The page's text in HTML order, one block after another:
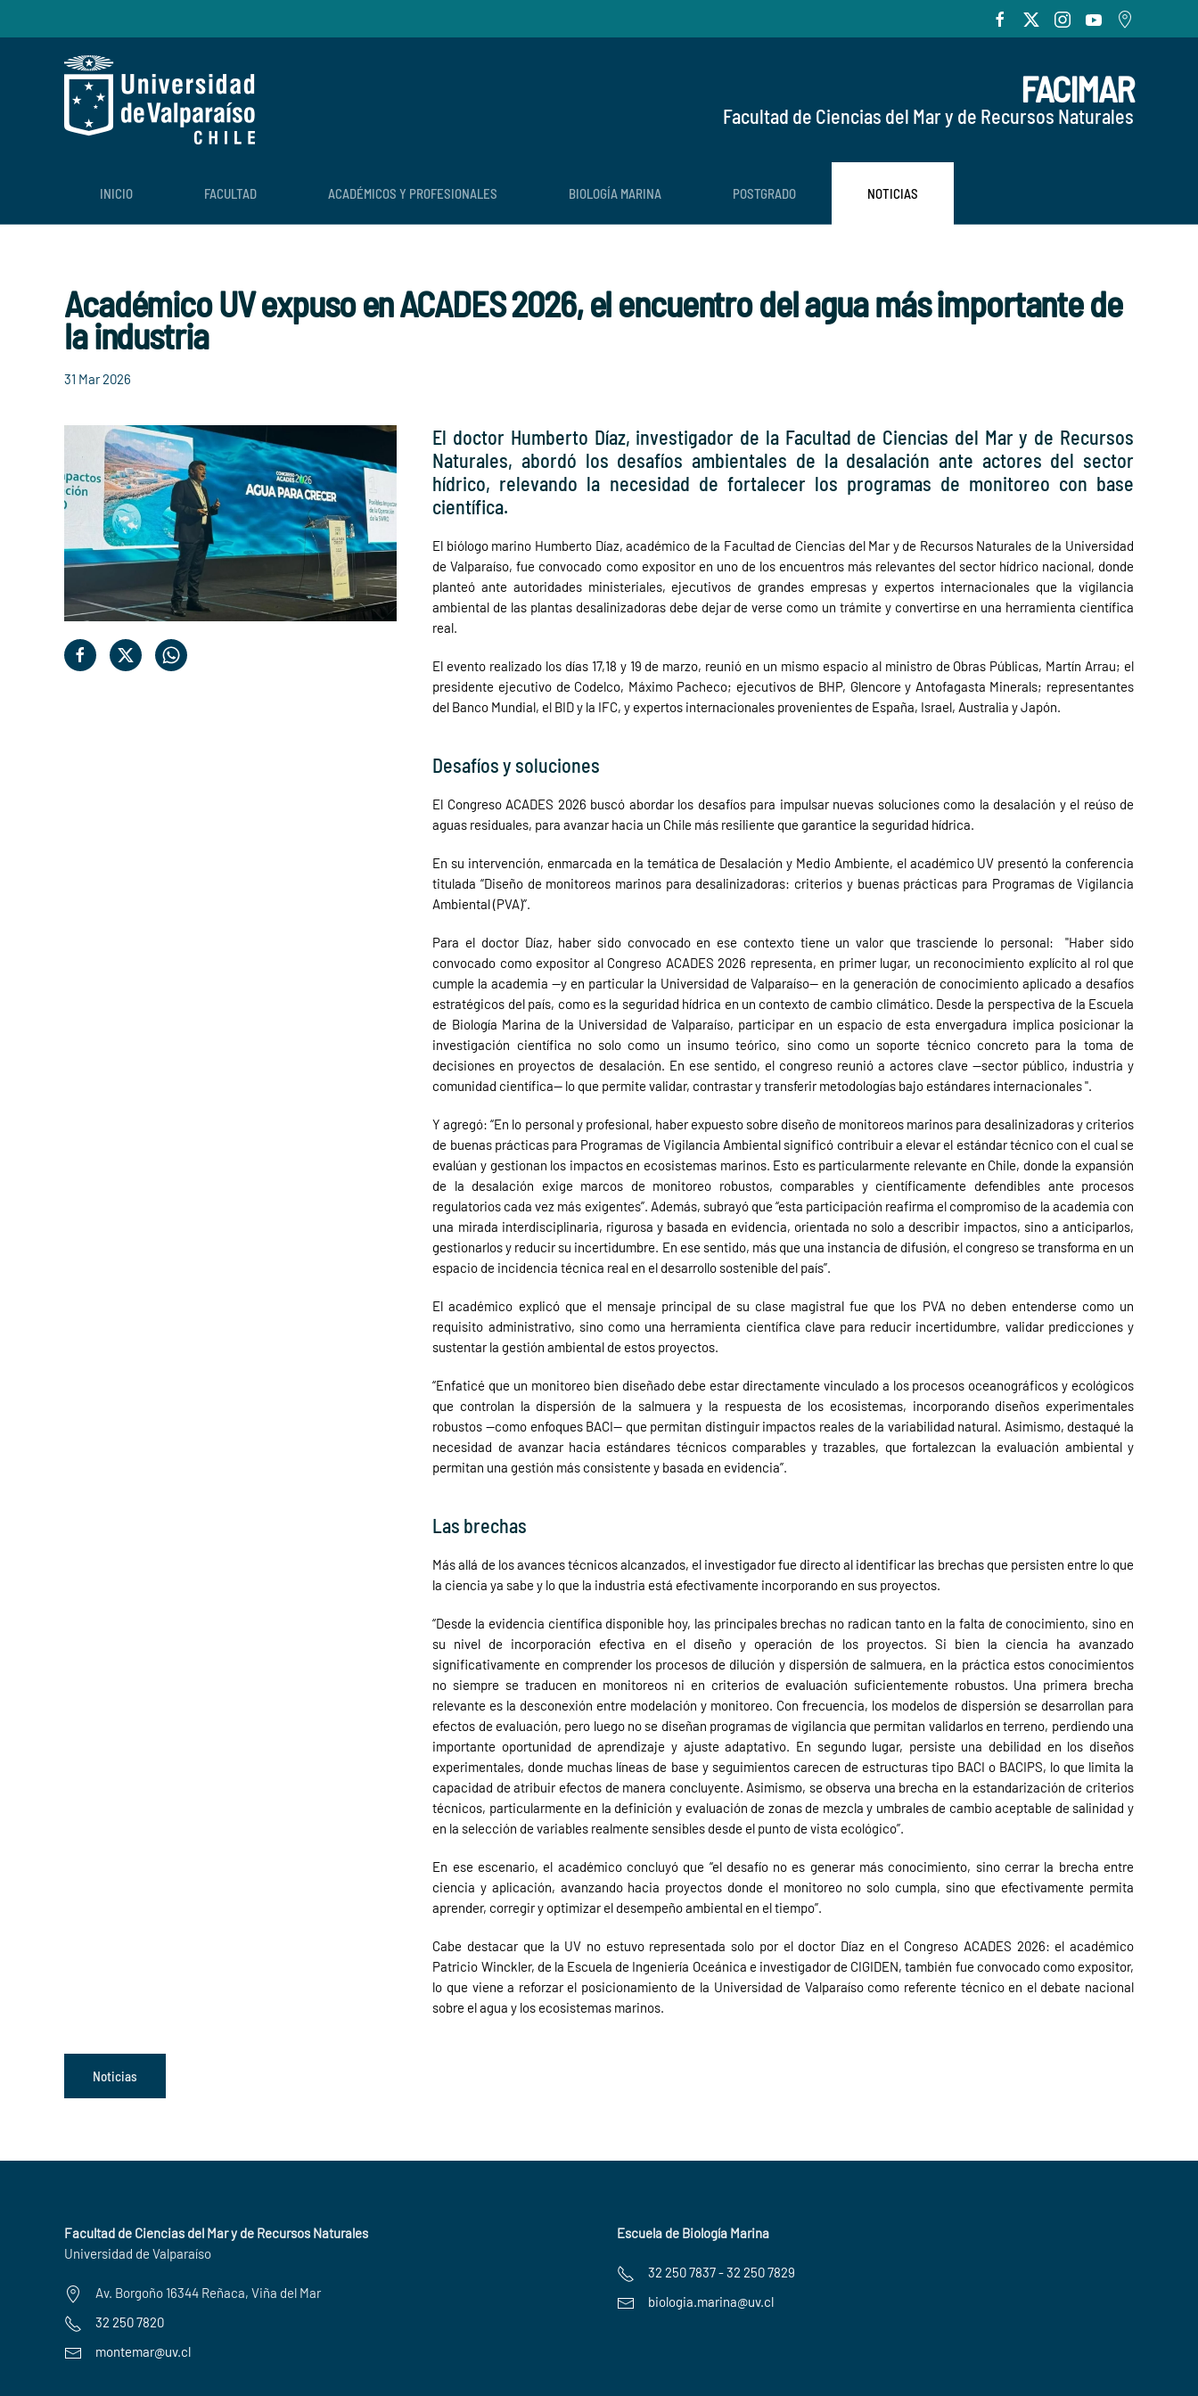
FACIMAR
Facultad de Ciencias del Mar y de Recursos Naturales
INICIO FACULTAD ACADÉMICOS Y PROFESIONALES BIOLOGÍA MARINA POSTGRADO NOTICIAS
Académico UV expuso en ACADES 2026, el encuentro del agua más importante de
la industria
31 Mar 2026
El doctor Humberto Díaz, investigador de la Facultad de Ciencias del Mar y de Recursos
Naturales, abordó los desafíos ambientales de la desalación ante actores del sector
hídrico, relevando la necesidad de fortalecer los programas de monitoreo con base
científica.
El biólogo marino Humberto Díaz, académico de la Facultad de Ciencias del Mar y de Recursos Naturales de la Universidad
de Valparaíso, fue convocado como expositor en uno de los encuentros más relevantes del sector hídrico nacional, donde
planteó ante autoridades ministeriales, ejecutivos de grandes empresas y expertos internacionales que la vigilancia
ambiental de las plantas desalinizadoras debe dejar de verse como un trámite y convertirse en una herramienta científica
real.
El evento realizado los días 17,18 y 19 de marzo, reunió en un mismo espacio al ministro de Obras Públicas, Martín Arrau; el
presidente ejecutivo de Codelco, Máximo Pacheco; ejecutivos de BHP, Glencore y Antofagasta Minerals; representantes
del Banco Mundial, el BID y la IFC, y expertos internacionales provenientes de España, Israel, Australia y Japón.
Desafíos y soluciones
El Congreso ACADES 2026 buscó abordar los desafíos para impulsar nuevas soluciones como la desalación y el reúso de
aguas residuales, para avanzar hacia un Chile más resiliente que garantice la seguridad hídrica.
En su intervención, enmarcada en la temática de Desalación y Medio Ambiente, el académico UV presentó la conferencia
titulada “Diseño de monitoreos marinos para desalinizadoras: criterios y buenas prácticas para Programas de Vigilancia
Ambiental (PVA)”.
Para el doctor Díaz, haber sido convocado en ese contexto tiene un valor que trasciende lo personal: "Haber sido
convocado como expositor al Congreso ACADES 2026 representa, en primer lugar, un reconocimiento explícito al rol que
cumple la academia —y en particular la Universidad de Valparaíso— en la generación de conocimiento aplicado a desafíos
estratégicos del país, como es la seguridad hídrica en un contexto de cambio climático. Desde la perspectiva de la Escuela
de Biología Marina de la Universidad de Valparaíso, participar en un espacio de esta envergadura implica posicionar la
investigación científica no solo como un insumo teórico, sino como un soporte técnico concreto para la toma de
decisiones en proyectos de desalación. En ese sentido, el congreso reunió a actores clave —sector público, industria y
comunidad científica— lo que permite validar, contrastar y transferir metodologías bajo estándares internacionales ".
Y agregó: “En lo personal y profesional, haber expuesto sobre diseño de monitoreos marinos para desalinizadoras y criterios
de buenas prácticas para Programas de Vigilancia Ambiental significó contribuir a elevar el estándar técnico con el cual se
evalúan y gestionan los impactos en ecosistemas marinos. Esto es particularmente relevante en Chile, donde la expansión
de la desalación exige marcos de monitoreo robustos, comparables y científicamente defendibles ante procesos
regulatorios cada vez más exigentes”. Además, subrayó que “esta participación reafirma el compromiso de la academia con
una mirada interdisciplinaria, rigurosa y basada en evidencia, orientada no solo a describir impactos, sino a anticiparlos,
gestionarlos y reducir su incertidumbre. En ese sentido, más que una instancia de difusión, el congreso se transforma en un
espacio de incidencia técnica real en el desarrollo sostenible del país”.
El académico explicó que el mensaje principal de su clase magistral fue que los PVA no deben entenderse como un
requisito administrativo, sino como una herramienta científica clave para reducir incertidumbre, validar predicciones y
sustentar la gestión ambiental de estos proyectos.
“Enfaticé que un monitoreo bien diseñado debe estar directamente vinculado a los procesos oceanográficos y ecológicos
que controlan la dispersión de la salmuera y la respuesta de los ecosistemas, incorporando diseños experimentales
robustos —como enfoques BACI— que permitan distinguir impactos reales de la variabilidad natural. Asimismo, destaqué la
necesidad de avanzar hacia estándares técnicos comparables y trazables, que fortalezcan la evaluación ambiental y
permitan una gestión más consistente y basada en evidencia”.
Las brechas
Más allá de los avances técnicos alcanzados, el investigador fue directo al identificar las brechas que persisten entre lo que
la ciencia ya sabe y lo que la industria está efectivamente incorporando en sus proyectos.
“Desde la evidencia científica disponible hoy, las principales brechas no radican tanto en la falta de conocimiento, sino en
su nivel de incorporación efectiva en el diseño y operación de los proyectos. Si bien la ciencia ha avanzado
significativamente en comprender los procesos de dilución y dispersión de salmuera, en la práctica estos conocimientos
no siempre se traducen en monitoreos ni en criterios de evaluación suficientemente robustos. Una primera brecha
relevante es la desconexión entre modelación y monitoreo. Con frecuencia, los modelos de dispersión se desarrollan para
efectos de evaluación, pero luego no se diseñan programas de vigilancia que permitan validarlos en terreno, perdiendo una
importante oportunidad de aprendizaje y ajuste adaptativo. En segundo lugar, persiste una debilidad en los diseños
experimentales, donde muchas líneas de base y seguimientos carecen de estructuras tipo BACI o BACIPS, lo que limita la
capacidad de atribuir efectos de manera concluyente. Asimismo, se observa una brecha en la estandarización de criterios
técnicos, particularmente en la definición y evaluación de zonas de mezcla y umbrales de cambio aceptable de salinidad y
en la selección de variables realmente sensibles desde el punto de vista ecológico”.
En ese escenario, el académico concluyó que “el desafío no es generar más conocimiento, sino cerrar la brecha entre
ciencia y aplicación, avanzando hacia proyectos donde el monitoreo no solo cumpla, sino que efectivamente permita
aprender, corregir y optimizar el desempeño ambiental en el tiempo”.
Cabe destacar que la UV no estuvo representada solo por el doctor Díaz en el Congreso ACADES 2026: el académico
Patricio Winckler, de la Escuela de Ingeniería Oceánica e investigador de CIGIDEN, también fue convocado como expositor,
lo que viene a reforzar el posicionamiento de la Universidad de Valparaíso como referente técnico en el debate nacional
sobre el agua y los ecosistemas marinos.
Noticias
Facultad de Ciencias del Mar y de Recursos Naturales
Universidad de Valparaíso
Av. Borgoño 16344 Reñaca, Viña del Mar
32 250 7820
montemar@uv.cl
Escuela de Biología Marina
32 250 7837 - 32 250 7829
biologia.marina@uv.cl